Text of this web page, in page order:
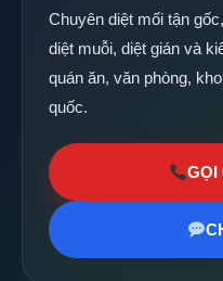
Chuyên diệt mối tận
diệt muỗi, diệt gián và
quán ăn, văn phòng,
quốc.
GỌI